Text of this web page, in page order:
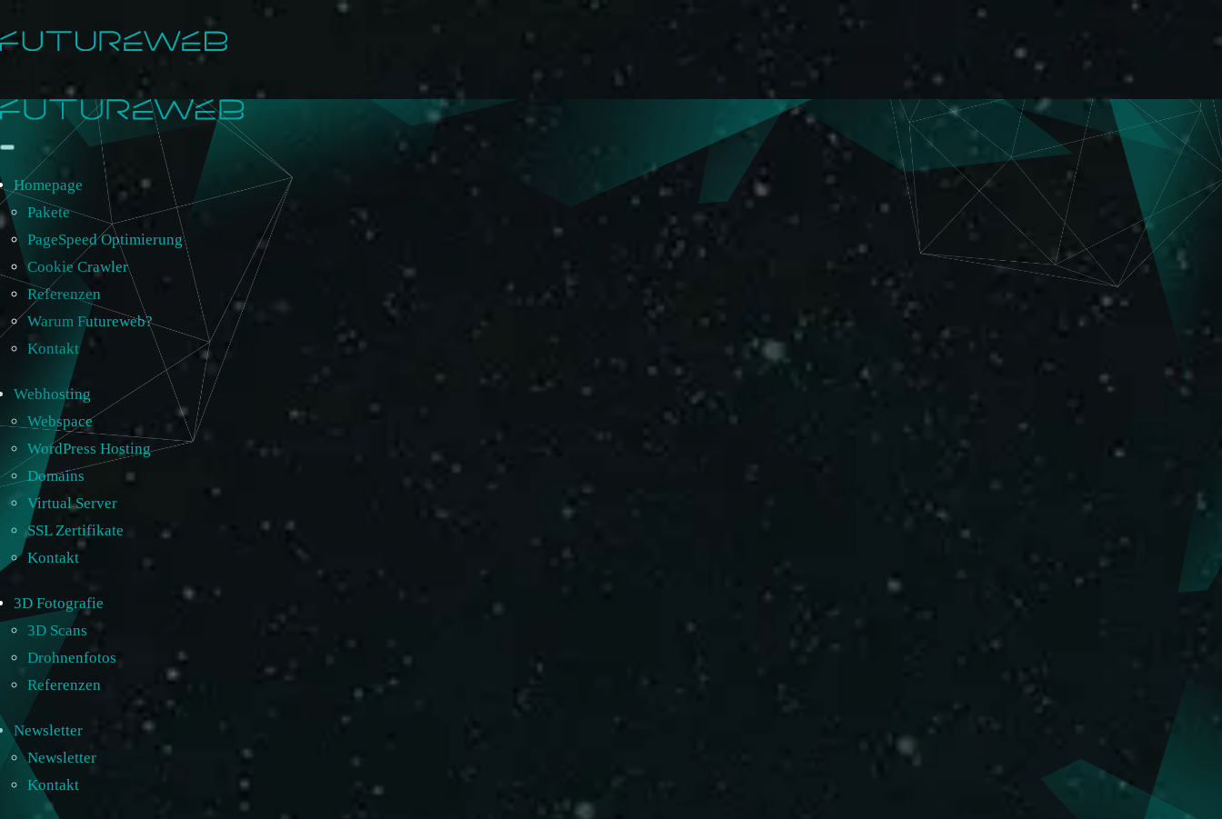
Homepage
Pakete
PageSpeed Optimierung
Cookie Crawler
Referenzen
Warum Futureweb?
Kontakt
Webhosting
Webspace
WordPress Hosting
Domains
Virtual Server
SSL Zertifikate
Kontakt
3D Fotografie
3D Scans
Drohnenfotos
Referenzen
Newsletter
Newsletter
Kontakt